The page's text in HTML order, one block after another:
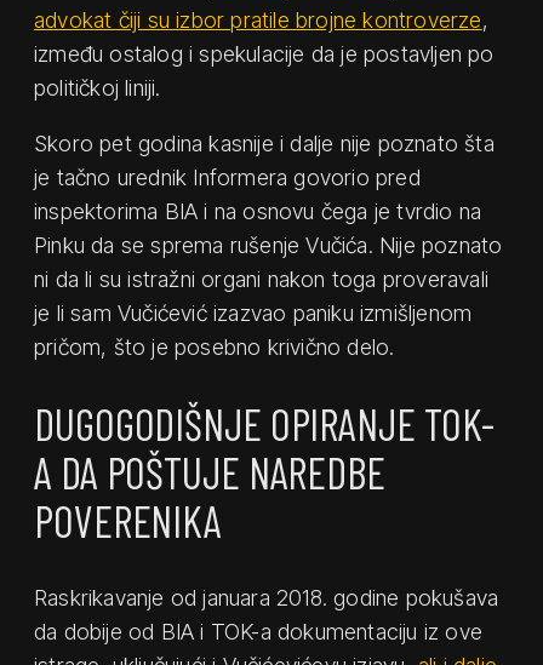
advokat čiji su izbor pratile brojne kontroverze,
između ostalog i spekulacije da je postavljen po
političkoj liniji.
Skoro pet godina kasnije i dalje nije poznato šta
je tačno urednik Informera govorio pred
inspektorima BIA i na osnovu čega je tvrdio na
Pinku da se sprema rušenje Vučića. Nije poznato
ni da li su istražni organi nakon toga proveravali
je li sam Vučićević izazvao paniku izmišljenom
pričom, što je posebno krivično delo.
DUGOGODIŠNJE OPIRANJE TOK-
A DA POŠTUJE NAREDBE
POVERENIKA
Raskrikavanje od januara 2018. godine pokušava
da dobije od BIA i TOK-a dokumentaciju iz ove